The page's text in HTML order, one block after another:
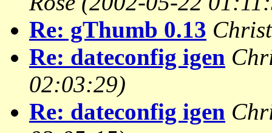
Re: gThumb 0.13
Re: dateconfig igen
02:03:29)
Re: dateconfig igen